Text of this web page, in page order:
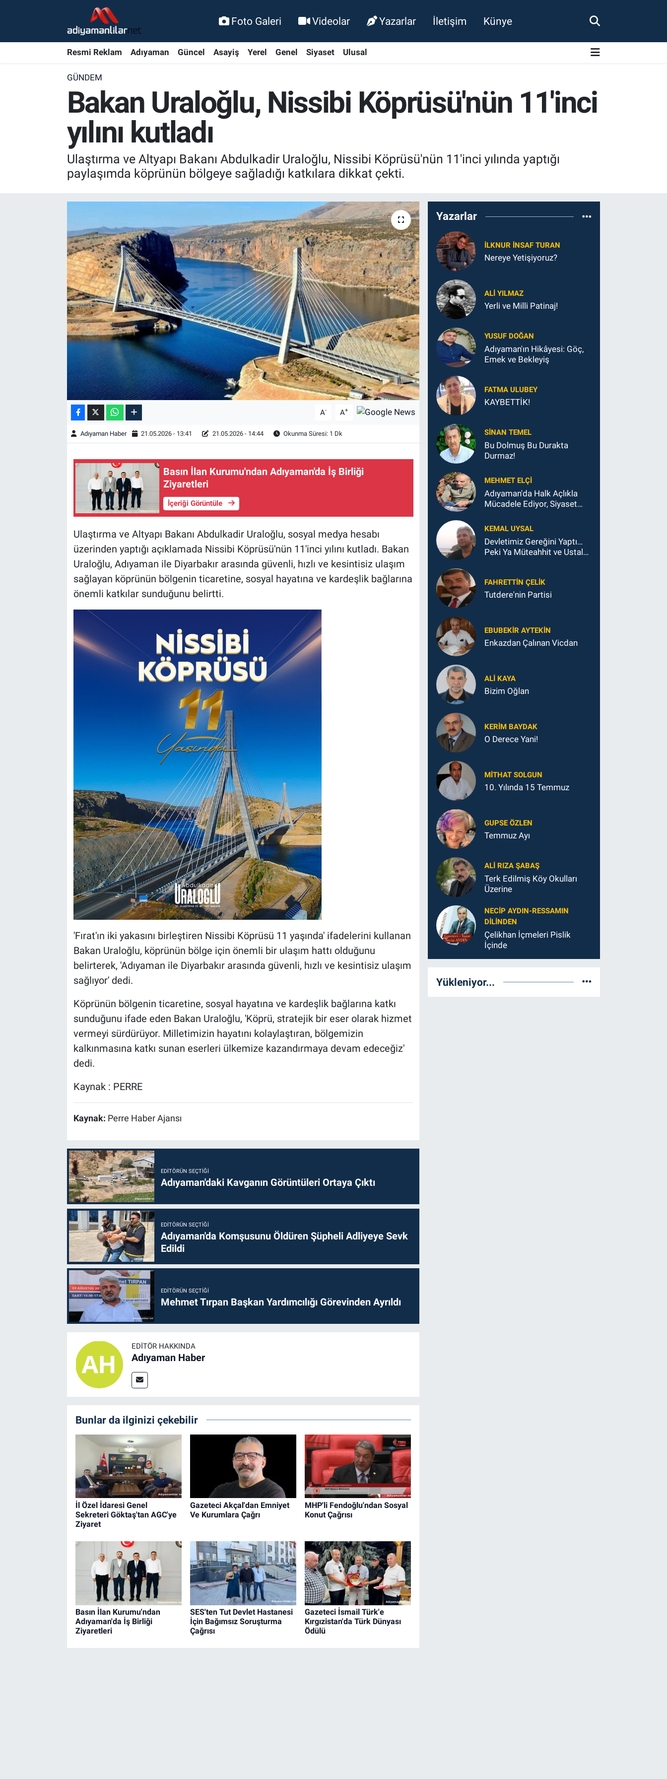
Foto Galeri Videolar Yazarlar İletişim Künye
Resmi Reklam Adıyaman Güncel Asayiş Yerel Genel Siyaset Ulusal
GÜNDEM
Bakan Uraloğlu, Nissibi Köprüsü'nün 11'inci
yılını kutladı
Ulaştırma ve Altyapı Bakanı Abdulkadir Uraloğlu, Nissibi Köprüsü'nün 11'inci yılında yaptığı
paylaşımda köprünün bölgeye sağladığı katkılara dikkat çekti.
A- A+
Adıyaman Haber 21.05.2026 - 13:41 21.05.2026 - 14:44 Okunma Süresi: 1 Dk
Basın İlan Kurumu'ndan Adıyaman'da İş Birliği
Ziyaretleri
İçeriği Görüntüle
Ulaştırma ve Altyapı Bakanı Abdulkadir Uraloğlu, sosyal medya hesabı
üzerinden yaptığı açıklamada Nissibi Köprüsü'nün 11'inci yılını kutladı. Bakan
Uraloğlu, Adıyaman ile Diyarbakır arasında güvenli, hızlı ve kesintisiz ulaşım
sağlayan köprünün bölgenin ticaretine, sosyal hayatına ve kardeşlik bağlarına
önemli katkılar sunduğunu belirtti.
'Fırat'ın iki yakasını birleştiren Nissibi Köprüsü 11 yaşında' ifadelerini kullanan
Bakan Uraloğlu, köprünün bölge için önemli bir ulaşım hattı olduğunu
belirterek, 'Adıyaman ile Diyarbakır arasında güvenli, hızlı ve kesintisiz ulaşım
sağlıyor' dedi.
Köprünün bölgenin ticaretine, sosyal hayatına ve kardeşlik bağlarına katkı
sunduğunu ifade eden Bakan Uraloğlu, 'Köprü, stratejik bir eser olarak hizmet
vermeyi sürdürüyor. Milletimizin hayatını kolaylaştıran, bölgemizin
kalkınmasına katkı sunan eserleri ülkemize kazandırmaya devam edeceğiz'
dedi.
Kaynak : PERRE
Kaynak: Perre Haber Ajansı
EDITÖRÜN SEÇTIĞI
Adıyaman'daki Kavganın Görüntüleri Ortaya Çıktı
EDITÖRÜN SEÇTIĞI
Adıyaman'da Komşusunu Öldüren Şüpheli Adliyeye Sevk
Edildi
EDITÖRÜN SEÇTIĞI
Mehmet Tırpan Başkan Yardımcılığı Görevinden Ayrıldı
EDITÖR HAKKINDA
Adıyaman Haber
Bunlar da ilginizi çekebilir
İl Özel İdaresi Genel
Sekreteri Göktaş'tan AGC'ye
Ziyaret
Gazeteci Akçal'dan Emniyet
Ve Kurumlara Çağrı
MHP'li Fendoğlu'ndan Sosyal
Konut Çağrısı
Basın İlan Kurumu'ndan
Adıyaman'da İş Birliği
Ziyaretleri
SES'ten Tut Devlet Hastanesi
İçin Bağımsız Soruşturma
Çağrısı
Gazeteci İsmail Türk'e
Kırgızistan'da Türk Dünyası
Ödülü
Yazarlar
İLKNUR İNSAF TURAN
Nereye Yetişiyoruz?
ALI YILMAZ
Yerli ve Milli Patinaj!
YUSUF DOĞAN
Adıyaman'ın Hikâyesi: Göç,
Emek ve Bekleyiş
FATMA ULUBEY
KAYBETTİK!
SINAN TEMEL
Bu Dolmuş Bu Durakta
Durmaz!
MEHMET ELÇI
Adıyaman'da Halk Açlıkla
Mücadele Ediyor, Siyaset
KEMAL UYSAL
Devletimiz Gereğini Yaptı…
Peki Ya Müteahhit ve Ustalar
FAHRETTIN ÇELİK
Tutdere'nin Partisi
EBUBEKIR AYTEKIN
Enkazdan Çalınan Vicdan
ALI KAYA
Bizim Oğlan
KERIM BAYDAK
O Derece Yani!
MITHAT SOLGUN
10. Yılında 15 Temmuz
GUPSE ÖZLEN
Temmuz Ayı
ALI RIZA ŞABAŞ
Terk Edilmiş Köy Okulları
Üzerine
NECIP AYDIN-RESSAMIN
DILINDEN
Çelikhan İçmeleri Pislik
İçinde
Yükleniyor...
Bölge Haberleri
Özel Haber
Kültür Sanat
BİLİM VE TEKNOLOJİ
Şambayat Haber
Nöbetçi Eczaneler
Adiyaman Namaz Vakitleri
Trafik Durumu
Süper Lig Puan Durumu ve Fikstür
Tüm Manşetler